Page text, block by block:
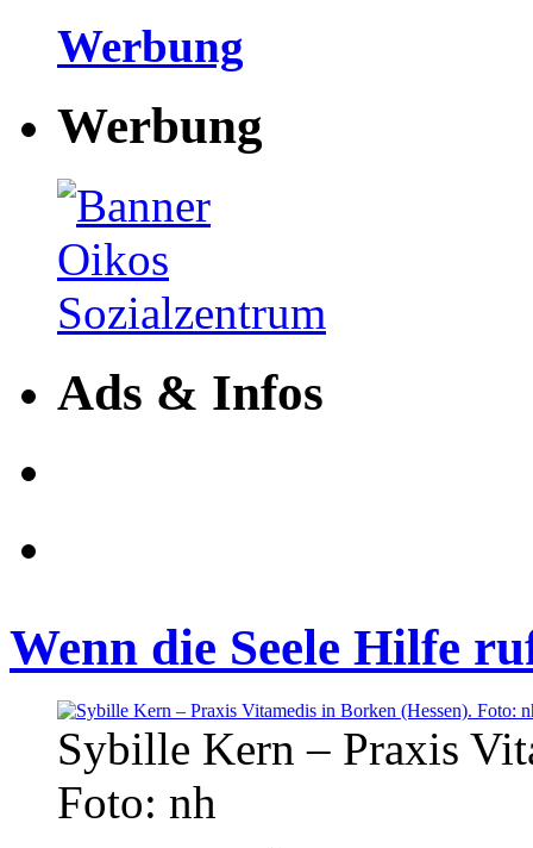
Werbung
Werbung
Ads & Infos
Wenn die Seele Hilfe
Sybille Kern – Praxis
Foto: nh